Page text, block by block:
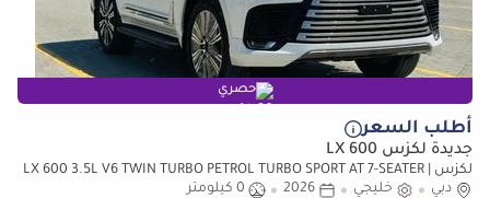
حصري
أطلب السعر
جديدة لكزس LX 600
لكزس LX 600 3.5L V6 TWIN TURBO PETROL TURBO SPORT AT 7-SEATER |
25-MARK LEVINSON 2026MY
دبي خليجي 2026
0 كيلومتر